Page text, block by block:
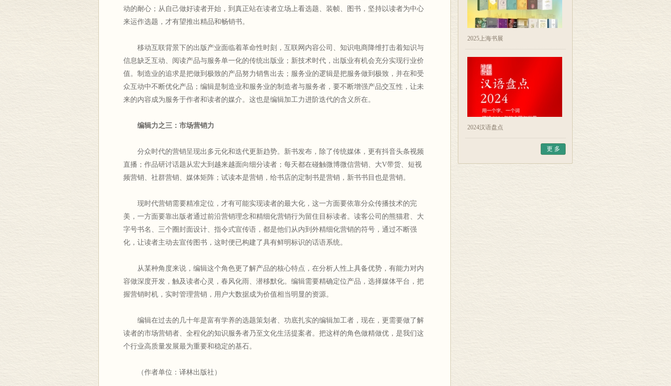
动的耐心；从自己做好读者开始，到真正站在读者立场上看选题、装帧、图书，坚持以读者为中心
来运作选题，才有望推出精品和畅销书。
移动互联背景下的出版产业面临着革命性时刻，互联网内容公司、知识电商降维打击着知识与
信息缺乏互动、阅读产品与服务单一化的传统出版业；新技术时代，出版业有机会充分实现行业价
值。制造业的追求是把做到极致的产品努力销售出去；服务业的逻辑是把服务做到极致，并在和受
众互动中不断优化产品；编辑是制造业和服务业的制造者与服务者，要不断增强产品交互性，让未
来的内容成为服务于作者和读者的媒介。这也是编辑加工力进阶迭代的含义所在。
编辑力之三：市场营销力
分众时代的营销呈现出多元化和迭代更新趋势。新书发布，除了传统媒体，更有抖音头条视频
直播；作品研讨话题从宏大到越来越面向细分读者；每天都在碰触微博微信营销、大V带货、短视
频营销、社群营销、媒体矩阵；试读本是营销，给书店的定制书是营销，新书书目也是营销。
现时代营销需要精准定位，才有可能实现读者的最大化，这一方面要依靠分众传播技术的完
美，一方面要靠出版者通过前沿营销理念和精细化营销行为留住目标读者。读客公司的熊猫君、大
字号书名、三个圈封面设计、指令式宣传语，都是他们从内到外精细化营销的符号，通过不断强
化，让读者主动去宣传图书，这时便已构建了具有鲜明标识的话语系统。
从某种角度来说，编辑这个角色更了解产品的核心特点，在分析人性上具备优势，有能力对内
容做深度开发，触及读者心灵，春风化雨、潜移默化。编辑需要精确定位产品，选择媒体平台，把
握营销时机，实时管理营销，用户大数据成为价值相当明显的资源。
编辑在过去的几十年是富有学养的选题策划者、功底扎实的编辑加工者，现在，更需要做了解
读者的市场营销者、全程化的知识服务者乃至文化生活提案者。把这样的角色做精做优，是我们这
个行业高质量发展最为重要和稳定的基石。
（作者单位：译林出版社）
2025上海书展
2024汉语盘点
更 多